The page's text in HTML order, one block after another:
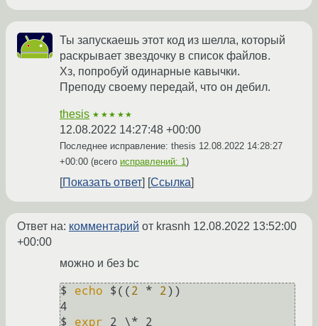
Ты запускаешь этот код из шелла, который
раскрывает звездочку в список файлов.
Хз, попробуй одинарные кавычки.
Преподу своему передай, что он дебил.
thesis ★★★★★
12.08.2022 14:27:48 +00:00
Последнее исправление: thesis 12.08.2022 14:28:27
+00:00 (всего исправлений: 1)
Показать ответ Ссылка
Ответ на: комментарий от krasnh 12.08.2022 13:52:00
+00:00
можно и без bc
$ echo $(( 2 * 2))
4
$ expr 2 \* 2